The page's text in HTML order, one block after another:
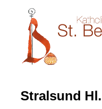
Stralsund